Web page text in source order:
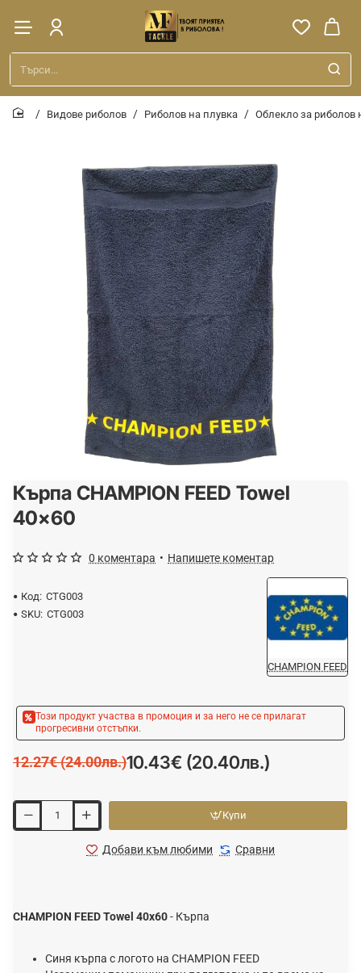
Търси...
Видове риболов Риболов на плувка Облекло за риболов
-15%
Кърпа CHAMPION FEED Towel
40x60
Код: CTG003
SKU: CTG003
CHAMPION FEED
0 коментара • Напишете коментар
Този продукт участва в промоция и за него не се прилагат
прогресивни отстъпки.
10.43€ (20.40лв.)
12.27€ (24.00лв.)
Купи
Добави към любими Сравни
CHAMPION FEED Towel 40x60- Кърпа
Синя кърпа с логото на CHAMPION FEED